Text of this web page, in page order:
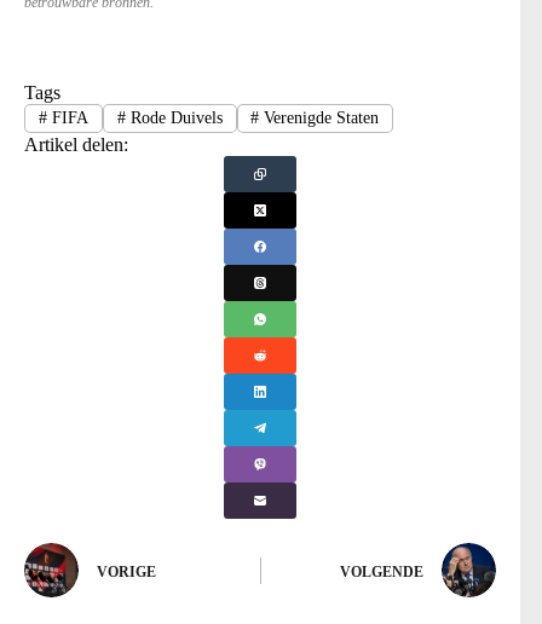
Tags
#FIFA #Rode Duivels # Verenigde Staten
Artikel delen:
VORIGE VOLGENDE